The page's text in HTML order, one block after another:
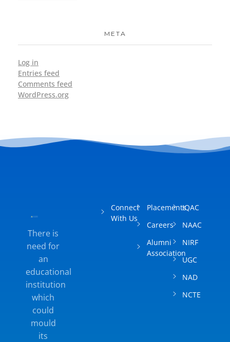
META
Log in
Entries feed
Comments feed
WordPress.org
There is
need for
an
educational
institution
which
could
mould
its
Connect
With Us
Placements
Careers
Alumni
Association
IQAC
NAAC
NIRF
UGC
NAD
NCTE